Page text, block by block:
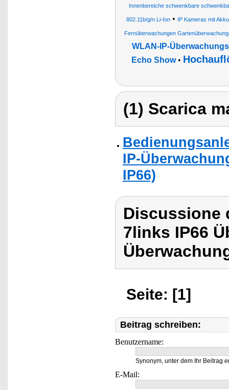
Innenbereiche schwenkbare
802.11b/g/n Li-Ion • IP Kameras mit Akku
Fernüberwachungen
WLAN-IP-
Echo Show•
(1) Scarica
IP-
IP66)
Discussione
7links IP66
Seite: [1]
Beitrag schreiben:
Benutzername:
Synonym, unter dem Ihr Beitrag
E-Mail: